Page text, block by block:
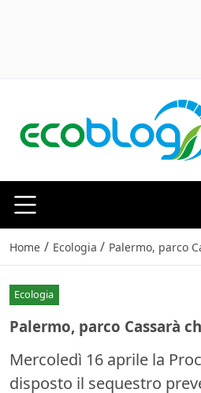
Home / Ecologia / Palermo, parco
Ecologia
Palermo, parco Cassarà
Mercoledì 16 aprile la
disposto il sequestro